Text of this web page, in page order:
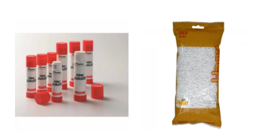
Lumina
Lumini si culori
Magnetism
Matematica
Pregătire pentru școală
Pregătirea scrierii de mână